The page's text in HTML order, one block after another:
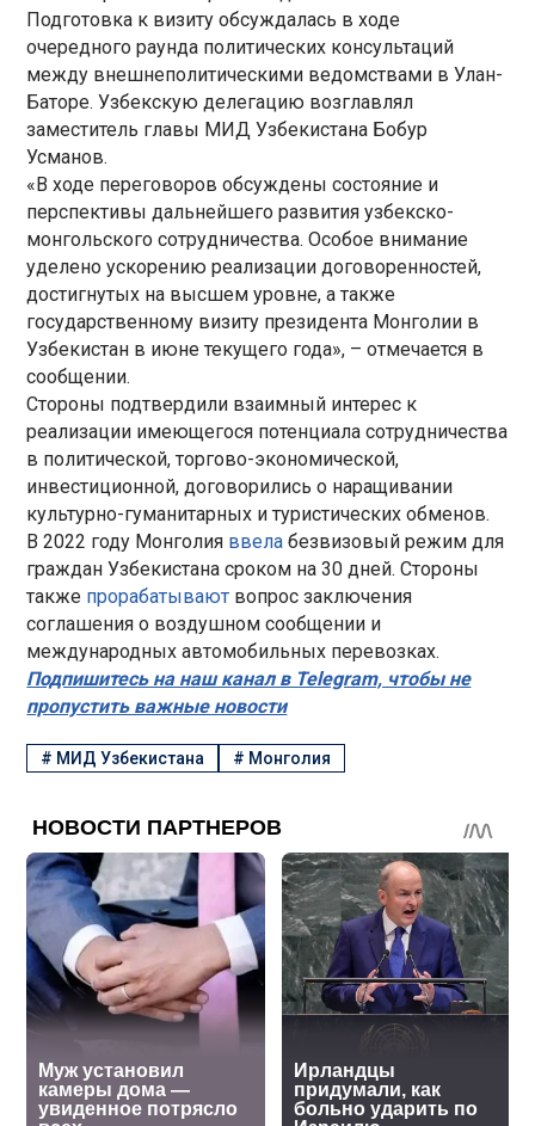
Подготовка к визиту обсуждалась в ходе
очередного раунда политических консультаций
между внешнеполитическими ведомствами в Улан-
Баторе. Узбекскую делегацию возглавлял
заместитель главы МИД Узбекистана Бобур
Усманов.
«В ходе переговоров обсуждены состояние и
перспективы дальнейшего развития узбекско-
монгольского сотрудничества. Особое внимание
уделено ускорению реализации договоренностей,
достигнутых на высшем уровне, а также
государственному визиту президента Монголии в
Узбекистан в июне текущего года», – отмечается в
сообщении.
Стороны подтвердили взаимный интерес к
реализации имеющегося потенциала сотрудничества
в политической, торгово-экономической,
инвестиционной, договорились о наращивании
культурно-гуманитарных и туристических обменов.
В 2022 году Монголия ввела безвизовый режим для
граждан Узбекистана сроком на 30 дней. Стороны
также прорабатывают вопрос заключения
соглашения о воздушном сообщении и
международных автомобильных перевозках.
Подпишитесь на наш канал в Telegram, чтобы не
пропустить важные новости
# МИД Узбекистана # Монголия